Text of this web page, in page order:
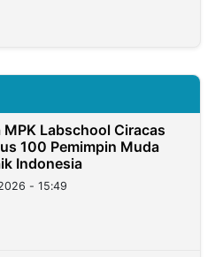
MPK Labschool Ciracas
100 Pemimpin Muda
Indonesia
- 15:49